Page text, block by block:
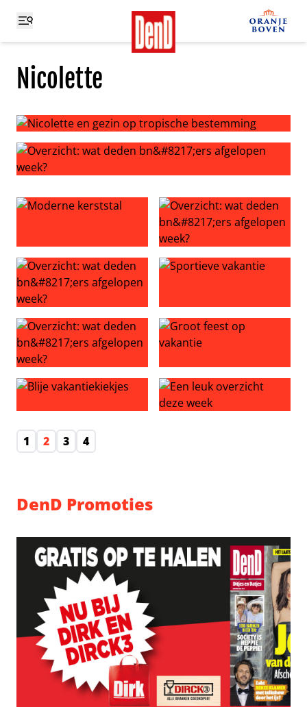
Nicolette
Nicolette en gezin op tropische bestemming
Moderne kerststal Overzicht: wat deden bn’ers
Overzicht: wat deden bn’ers afgelopen week?
Sportieve vakantie
Overzicht: wat deden bn’ers afgelopen week?
Groot feest op vakantie
1
2 3 4
DenD Promoties